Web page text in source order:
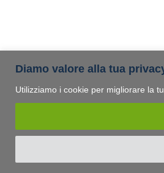
Diamo valore alla tua
Utilizziamo i cookie per migliorare la